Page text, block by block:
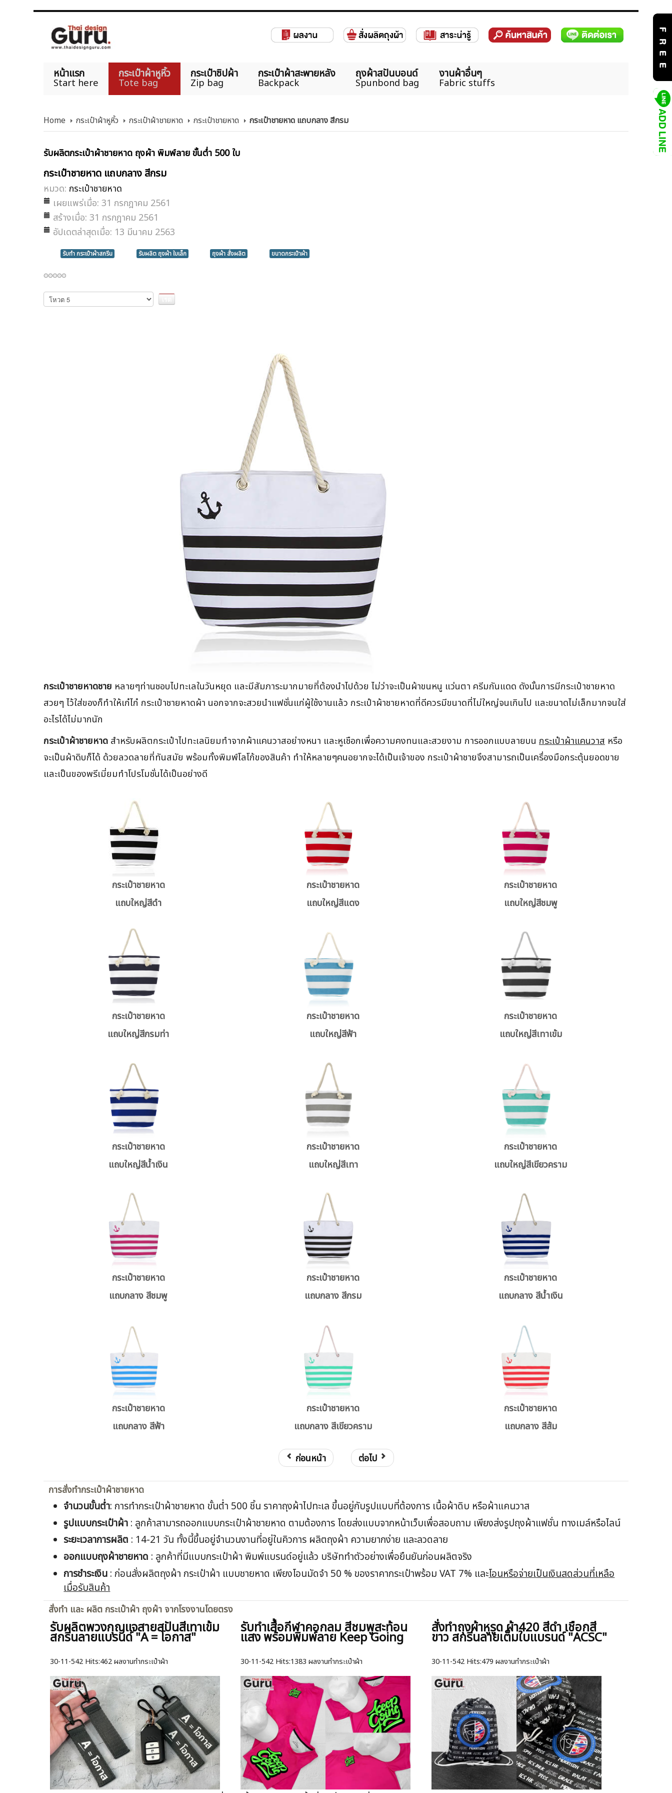
หน้าแรก
Start here
กระเป๋าผ้าหูหิ้ว
Tote bag
กระเป๋าซิปผ้า
Zip bag
กระเป๋าผ้าสะพายหลัง
Backpack
ถุงผ้าสปันบอนด์
Spunbond bag
งานผ้าอื่นๆ
Fabric stuffs
Home กระเป๋าผ้าหูหิ้ว กระเป๋าผ้าชายหาด กระเป๋าชายหาด กระเป๋าชายหาด แถบกลาง สีกรม
รับผลิตกระเป๋าผ้าชายหาด ถุงผ้า พิมพ์ลาย ขั้นต่ำ 500 ใบ
กระเป๋าชายหาด แถบกลาง สีกรม
หมวด: กระเป๋าชายหาด
เผยแพร่เมื่อ: 31 กรกฎาคม 2561
สร้างเมื่อ: 31 กรกฎาคม 2561
อัปเดตล่าสุดเมื่อ: 13 มีนาคม 2563
รับทำ กระเป๋าผ้าสกรีน รับผลิต ถุงผ้า ใบเล็ก ถุงผ้า สั่งผลิต ขนาดกระเป๋าผ้า
กรุณา
ให้
กระเป๋าชายหาดชาย หลายๆท่านชอบไปทะเลในวันหยุด และมีสัมภาระมากมายที่ต้องนำไปด้วย ไม่ว่าจะเป็นผ้าขนหนู แว่นตา ครีมกันแดด ดังนั้นการมีกระเป๋าชายหาด
สวยๆ ไว้ใส่ของก็ทำให้เก๋ไก๋ กระเป๋าชายหาดผ้า นอกจากจะสวยนำแฟชั่นแก่ผู้ใช้งานแล้ว กระเป๋าผ้าชายหาดที่ดีควรมีขนาดที่ไม่ใหญ่จนเกินไป และขนาดไม่เล็กมากจนใส่
อะไรได้ไม่มากนัก
กระเป๋าผ้าชายหาด สำหรับผลิตกระเป๋าไปทะเลนิยมทำจากผ้าแคนวาสอย่างหนา และหูเชือกเพื่อความคงทนและสวยงาม การออกแบบลายบน กระเป๋าผ้าแคนวาส หรือ
จะเป็นผ้าดิบก็ได้ ด้วยลวดลายที่ทันสมัย พร้อมทั้งพิมพ์โลโก้ของสินค้า ทำให้หลายๆคนอยากจะได้เป็นเจ้าของ กระเป๋าผ้าชายจึงสามารถเป็นเครื่องมือกระตุ้นยอดขาย
และเป็นของพรีเมี่ยมทำโปรโมชั่นได้เป็นอย่างดี
กระเป๋าชายหาด
แถบใหญ่สีดำ
กระเป๋าชายหาด
แถบใหญ่สีแดง
กระเป๋าชายหาด
แถบใหญ่สีชมพู
กระเป๋าชายหาด
แถบใหญ่สีกรมท่า
กระเป๋าชายหาด
แถบใหญ่สีฟ้า
กระเป๋าชายหาด
แถบใหญ่สีเทาเข้ม
กระเป๋าชายหาด
แถบใหญ่สีน้ำเงิน
กระเป๋าชายหาด
แถบใหญ่สีเทา
กระเป๋าชายหาด
แถบใหญ่สีเขียวคราม
กระเป๋าชายหาด
แถบกลาง สีชมพู
กระเป๋าชายหาด
แถบกลาง สีกรม
กระเป๋าชายหาด
แถบกลาง สีน้ำเงิน
กระเป๋าชายหาด
แถบกลาง สีฟ้า
กระเป๋าชายหาด
แถบกลาง สีเขียวคราม
กระเป๋าชายหาด
แถบกลาง สีส้ม
ก่อนหน้า ต่อไป
การสั่งทำกระเป๋าผ้าชายหาด
จำนวนขั้นต่ำ: การทำกระเป๋าผ้าชายหาด ขั้นต่ำ 500 ชิ้น ราคาถุงผ้าไปทะเล ขึ้นอยู่กับรูปแบบที่ต้องการ เนื้อผ้าดิบ หรือผ้าแคนวาส
รูปแบบกระเป๋าผ้า : ลูกค้าสามารถออกแบบกระเป๋าผ้าชายหาด ตามต้องการ โดยส่งแบบจากหน้าเว็บเพื่อสอบถาม เพียงส่งรูปถุงผ้าแฟชั่น ทางเมล์หรือไลน์
ระยะเวลาการผลิต : 14-21 วัน ทั้งนี้ขึ้นอยู่จำนวนงานที่อยู่ในคิวการ ผลิตถุงผ้า ความยากง่าย และลวดลาย
ออกแบบถุงผ้าชายหาด : ลูกค้าที่มีแบบกระเป๋าผ้า พิมพ์แบรนด์อยู่แล้ว บริษัททำตัวอย่างเพื่อยืนยันก่อนผลิตจริง
การชำระเงิน : ก่อนสั่งผลิตถุงผ้า กระเป๋าผ้า แบบชายหาด เพียงโอนมัดจำ 50 % ของราคากระเป๋าพร้อม VAT 7% และโอนหรือจ่ายเป็นเงินสดส่วนที่เหลือ
เมื่อรับสินค้า
สั่งทำ และ ผลิต กระเป๋าผ้า ถุงผ้า จากโรงงานโดยตรง
รับผลิตพวงกุญแจสายสปันสีเทาเข้ม
สกรีนลายแบรนด์ "A = โอกาส"
30-11-542 Hits:462 ผลงานทำกระเป๋าผ้า
รับทำเสื้อกีฬาคอกลม สีชมพูสะท้อน
แสง พร้อมพิมพ์ลาย Keep Going
30-11-542 Hits:1383 ผลงานทำกระเป๋าผ้า
สั่งทำถุงผ้าหูรูด ผ้า420 สีดำ เชือกสี
ขาว สกรีนลายเต็มใบแบรนด์ "ACSC"
30-11-542 Hits:479 ผลงานทำกระเป๋าผ้า